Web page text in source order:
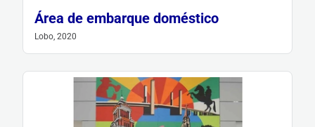
Área de embarque doméstico
Lobo, 2020